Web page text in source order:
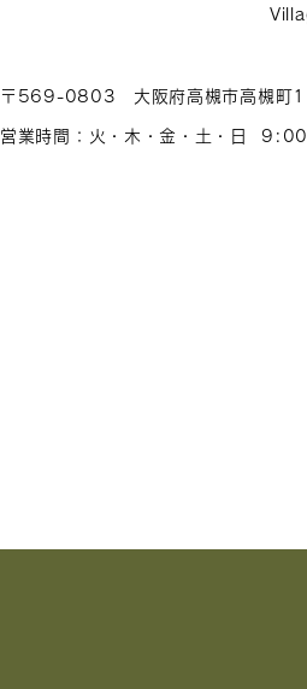
〒569-0803 大阪府高槻市高槻町
営業時間：火・木・金・土・ 日